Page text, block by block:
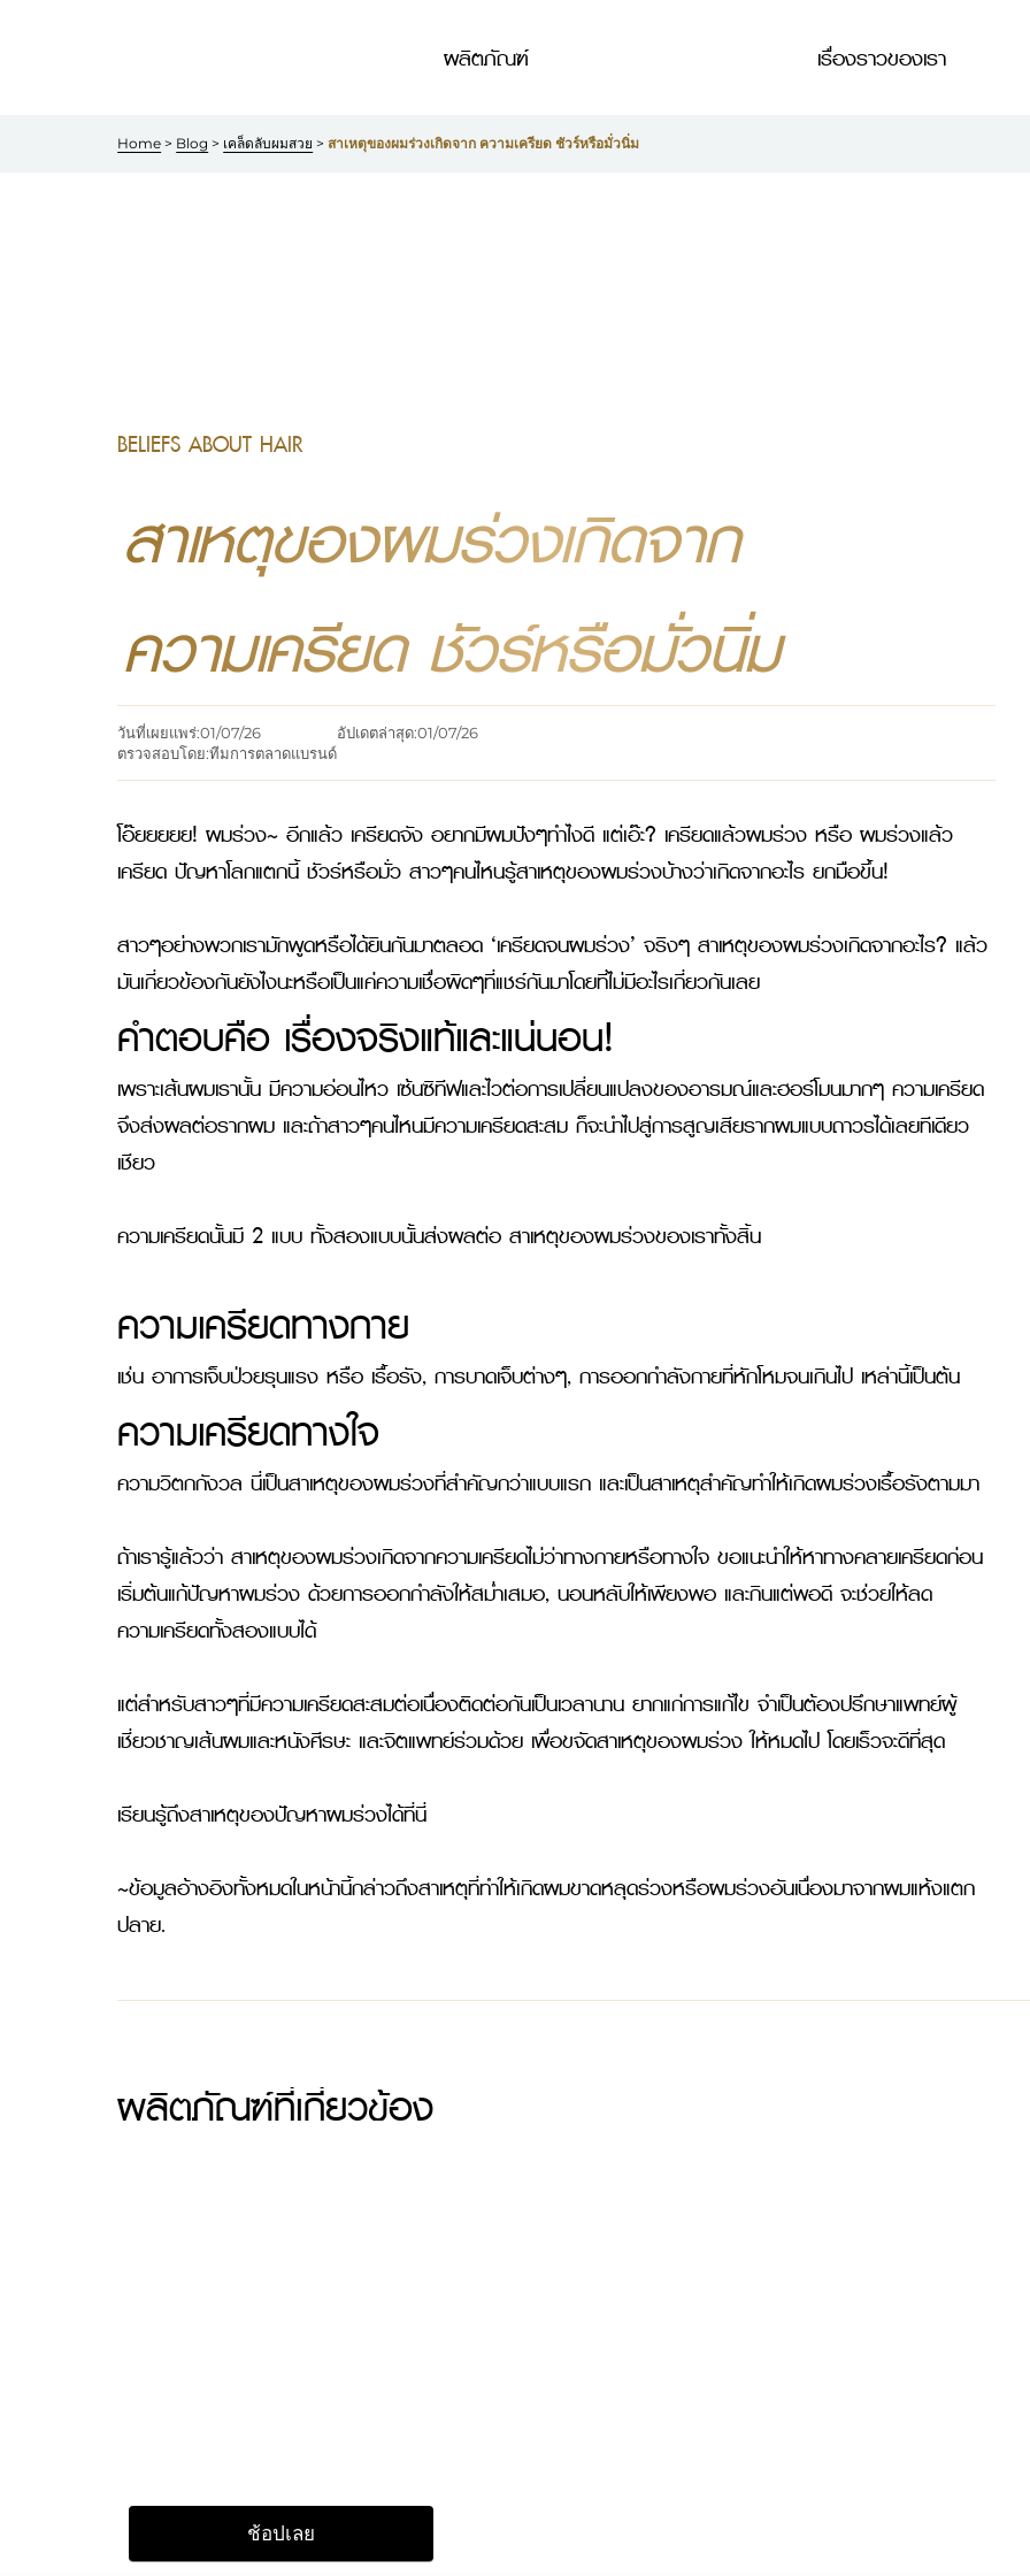
ผลิตภัณฑ์ เรื่องราวของเรา
Home > Blog > เคล็ดลับผมสวย > สาเหตุของผมร่วงเกิดจาก ความเครียด ชัวร์หรือมั่วนิ่ม
BELIEFS ABOUT HAIR
สาเหตุของผมร่วงเกิดจาก
ความเครียด ชัวร์หรือมั่วนิ่ม
วันที่เผยแพร่:01/07/26
ตรวจสอบโดย:ทีมการตลาดแบรนด์
อัปเดตล่าสุด:01/07/26
โอ๊ยยยยย! ผมร่วง~ อีกแล้ว เครียดจัง อยากมีผมปังๆทำไงดี แต่เอ๊ะ? เครียดแล้วผมร่วง หรือ ผมร่วงแล้ว
เครียด ปัญหาโลกแตกนี้ ชัวร์หรือมั่ว สาวๆคนไหนรู้สาเหตุของผมร่วงบ้างว่าเกิดจากอะไร ยกมือขึ้น!
สาวๆอย่างพวกเรามักพูดหรือได้ยินกันมาตลอด ‘เครียดจนผมร่วง’ จริงๆ สาเหตุของผมร่วงเกิดจากอะไร? แล้ว
มันเกี่ยวข้องกันยังไงนะหรือเป็นแค่ความเชื่อผิดๆที่แชร์กันมาโดยที่ไม่มีอะไรเกี่ยวกันเลย
คำตอบคือ เรื่องจริงแท้และแน่นอน!
เพราะเส้นผมเรานั้น มีความอ่อนไหว เซ้นซิทีฟและไวต่อการเปลี่ยนแปลงของอารมณ์และฮอร์โมนมากๆ ความเครียด
จึงส่งผลต่อรากผม และถ้าสาวๆคนไหนมีความเครียดสะสม ก็จะนำไปสู่การสูญเสียรากผมแบบถาวรได้เลยทีเดียว
เชียว
ความเครียดนั้นมี 2 แบบ ทั้งสองแบบนั้นส่งผลต่อ สาเหตุของผมร่วงของเราทั้งสิ้น
ความเครียดทางกาย
เช่น อาการเจ็บป่วยรุนแรง หรือ เรื้อรัง, การบาดเจ็บต่างๆ, การออกกำลังกายที่หักโหมจนเกินไป เหล่านี้เป็นต้น
ความเครียดทางใจ
ความวิตกกังวล นี่เป็นสาเหตุของผมร่วงที่สำคัญกว่าแบบแรก และเป็นสาเหตุสำคัญทำให้เกิดผมร่วงเรื้อรังตามมา
ถ้าเรารู้แล้วว่า สาเหตุของผมร่วงเกิดจากความเครียดไม่ว่าทางกายหรือทางใจ ขอแนะนำให้หาทางคลายเครียดก่อน
เริ่มต้นแก้ปัญหาผมร่วง ด้วยการออกกำลังให้สม่ำเสมอ, นอนหลับให้เพียงพอ และกินแต่พอดี จะช่วยให้ลด
ความเครียดทั้งสองแบบได้
แต่สำหรับสาวๆที่มีความเครียดสะสมต่อเนื่องติดต่อกันเป็นเวลานาน ยากแก่การแก้ไข จำเป็นต้องปรึกษาแพทย์ผู้
เชี่ยวชาญเส้นผมและหนังศีรษะ และจิตแพทย์ร่วมด้วย เพื่อขจัดสาเหตุของผมร่วง ให้หมดไป โดยเร็วจะดีที่สุด
เรียนรู้ถึงสาเหตุของปัญหาผมร่วงได้ที่นี่
~ข้อมูลอ้างอิงทั้งหมดในหน้านี้กล่าวถึงสาเหตุที่ทำให้เกิดผมขาดหลุดร่วงหรือผมร่วงอันเนื่องมาจากผมแห้งแตก
ปลาย.
ผลิตภัณฑ์ที่เกี่ยวข้อง
ช้อปเลย